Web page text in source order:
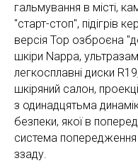
гальмування в місті,
"старт-стоп", підігрів
версія Тор озброєна
шкіри Nappa,
легкосплавні диски
шкіряний салон,
з одинадцятьма
безпеки, якої в
система
ззаду.